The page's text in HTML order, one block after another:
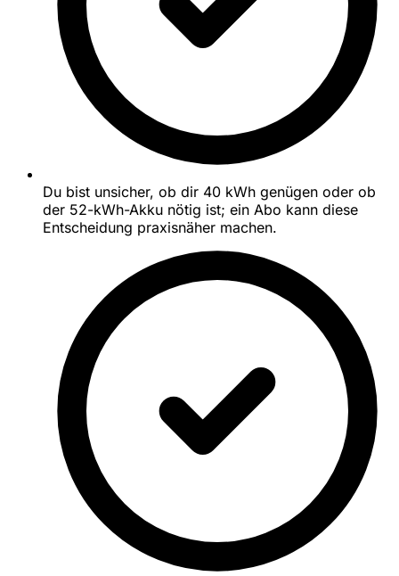
Du bist unsicher, ob dir 40 kWh genügen oder ob
der 52-kWh-Akku nötig ist; ein Abo kann diese
Entscheidung praxisnäher machen.